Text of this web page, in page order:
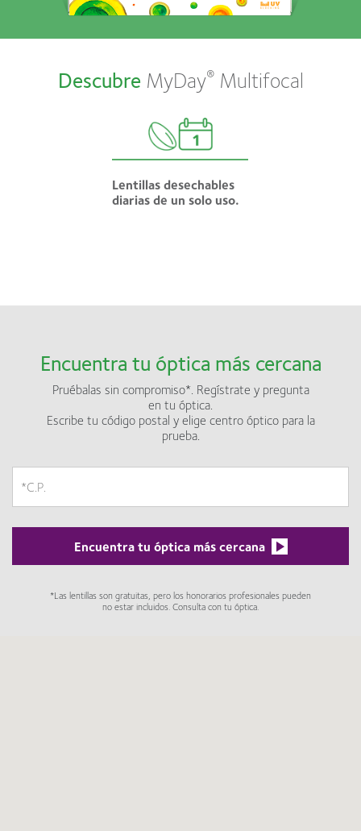
Descubre MyDay®Multifocal
Lentillas desechables
diarias de un solo uso.
Encuentra tu óptica más cercana
Pruébalas sin compromiso*. Regístrate y pregunta
en tu óptica.
Escribe tu código postal y elige centro óptico para la
prueba.
Encuentra tu óptica más cercana
*Las lentillas son gratuitas, pero los honorarios profesionales pueden
no estar incluidos. Consulta con tu óptica.